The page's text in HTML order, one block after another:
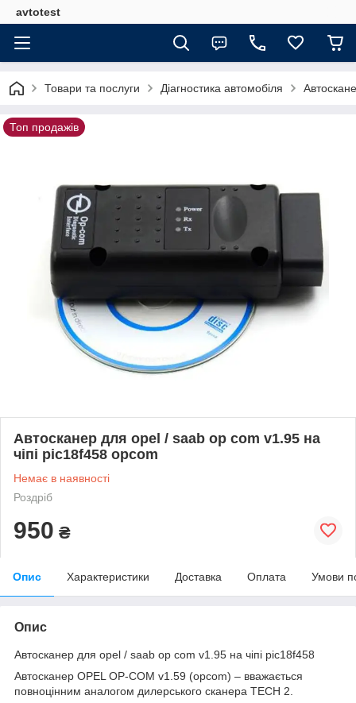
avtotest
Товари та послуги Діагностика автомобіля
Топ продажів
Автосканер для opel / saab op com v1.95 на
чіпі pic18f458 opcom
Немає в наявності
Роздріб
950 ₴
Опис Характеристики Доставка Оплата Умови
Опис
Автосканер для opel / saab op com v1.95 на чіпі pic18f458
Автосканер OPEL OP-COM v1.59 (opcom) – вважається
повноцінним аналогом дилерського сканера TECH 2.